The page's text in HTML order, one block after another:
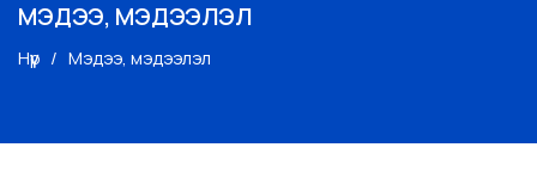
МЭДЭЭ, МЭДЭЭЛЭЛ
Нүүр Мэдээ, мэдээлэл